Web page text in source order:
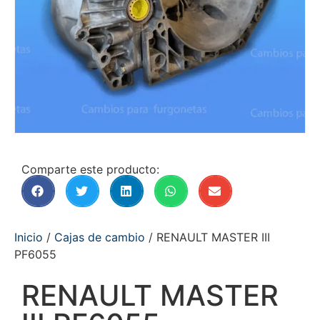
Comparte este producto:
Inicio / Cajas de cambio / RENAULT MASTER III
PF6055
RENAULT MASTER